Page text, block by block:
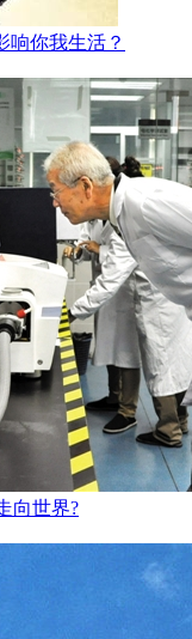
响你我生活？
向世界?